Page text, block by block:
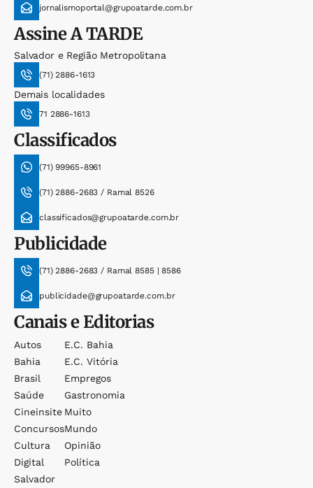
jornalismoportal@grupoatarde.com.br
AssineA TARDE
Salvador e Região Metropolitana
(71) 2886-1613
Demais localidades
71 2886-1613
Classificados
(71) 99965-8961
(71) 2886-2683 / Ramal 8526
classificados@grupoatarde.com.br
Publicidade
(71) 2886-2683 / Ramal 8585 | 8586
publicidade@grupoatarde.com.br
Canais e Editorias
Autos
Bahia
Brasil
Saúde
Cineinsite
Concursos
Cultura
Digital
Salvador
E.c. Bahia
E.c. Vitória
Empregos
Gastronomia
Muito
Mundo
Opinião
Política